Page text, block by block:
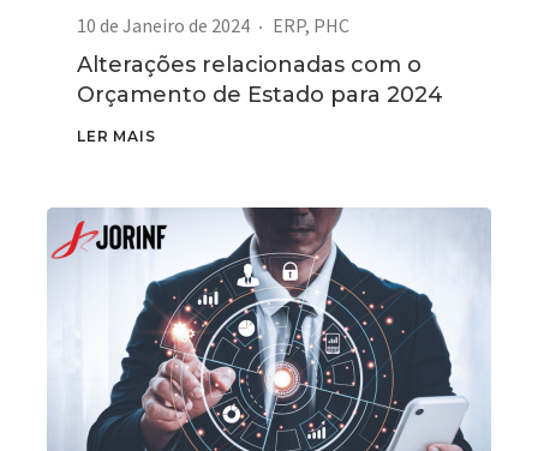
10 de Janeiro de 2024 ERP, PHC
Alterações relacionadas com o
Orçamento de Estado para 2024
LER MAIS